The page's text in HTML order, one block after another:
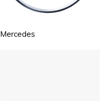
Mercedes